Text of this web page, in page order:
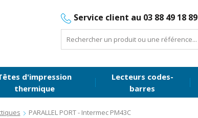
Service client au 03 88 49 18 89
d'impression
thermique
Lecteurs codes-
barres
PARALLEL PORT - Intermec PM43C